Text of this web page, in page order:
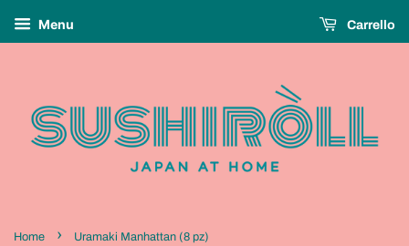
Menu Carrello
Home › Uramaki Manhattan (8 pz)